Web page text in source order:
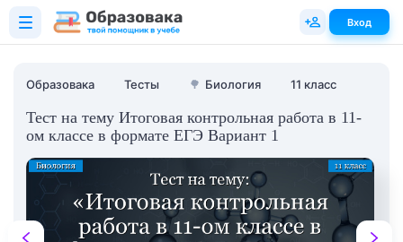
Образовака Тесты 🌳 Биология 11 класс
Тест на тему Итоговая контрольная работа в 11-
ом классе в формате ЕГЭ Вариант 1
Вход